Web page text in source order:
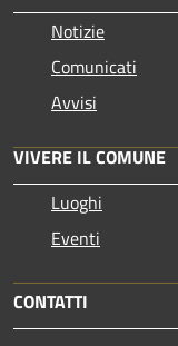
Notizie
Comunicati
Avvisi
VIVERE IL COMUNE
Luoghi
Eventi
CONTATTI